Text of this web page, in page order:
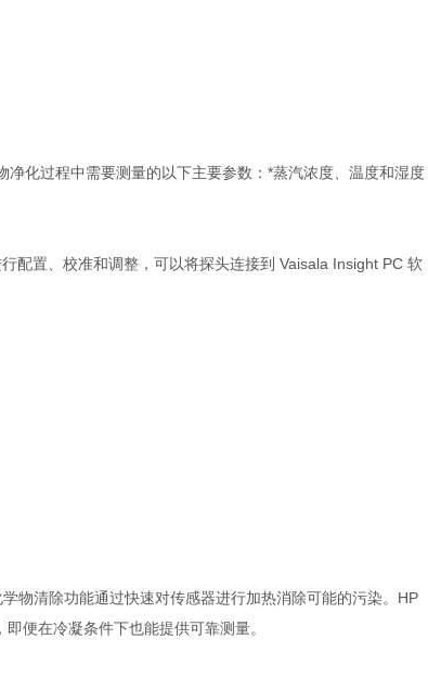
化过程中需要测量的以下主要参数：*蒸汽浓度、温度和湿度
配置、校准和调整，可以将探头连接到 Vaisala Insight PC 软
物清除功能通过快速对传感器进行加热消除可能的污染。HP
便在冷凝条件下也能提供可靠测量。